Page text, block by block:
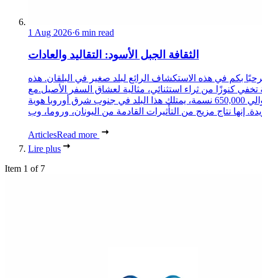
1 Aug 2026·6 min read
الثقافة الجبل الأسود: التقاليد والعادات
بكم في هذه الاستكشاف الرائع لبلد صغير في البلقان. هذه
تخفي كنوزًا من ثراء استثنائي، مثالية لعشاق السفر الأصيل.مع
حوالي 650,000 نسمة، يمتلك هذا البلد في جنوب شرق أوروبا هوية
ArticlesRead more
Lire plus
Item 1 of 7